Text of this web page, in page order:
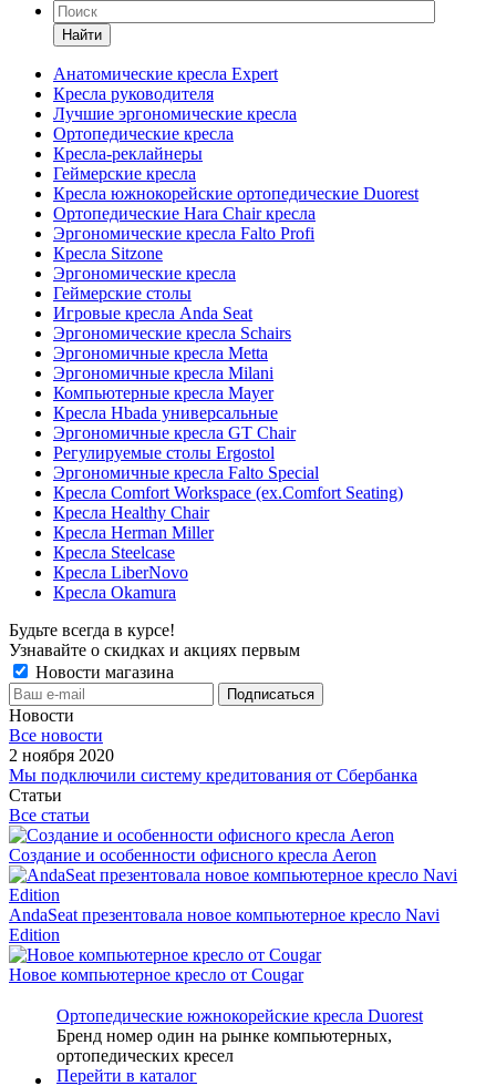
Найти
Анатомические кресла Expert
Кресла руководителя
Лучшие эргономические кресла
Ортопедические кресла
Кресла-реклайнеры
Геймерские кресла
Кресла южнокорейские ортопедические Duorest
Ортопедические Hara Chair кресла
Эргономические кресла Falto Profi
Кресла Sitzone
Эргономические кресла
Геймерские столы
Игровые кресла Anda Seat
Эргономические кресла Schairs
Эргономичные кресла Metta
Эргономичные кресла Milani
Компьютерные кресла Mayer
Кресла Hbada универсальные
Эргономичные кресла GT Chair
Регулируемые столы Ergostol
Эргономичные кресла Falto Special
Кресла Comfort Workspace (ex.Comfort Seating)
Кресла Healthy Chair
Кресла Herman Miller
Кресла Steelcase
Кресла LiberNovo
Кресла Okamura
Будьте всегда в курсе!
Узнавайте о скидках и акциях первым
Новости магазина
Новости
Все новости
2 ноября 2020
Мы подключили систему кредитования от Сбербанка
Статьи
Все статьи
Создание и особенности офисного кресла Aeron
AndaSeat презентовала новое компьютерное кресло Navi
Edition
Новое компьютерное кресло от Cougar
Ортопедические южнокорейские кресла Duorest
Бренд номер один на рынке компьютерных,
ортопедических кресел
Перейти в каталог